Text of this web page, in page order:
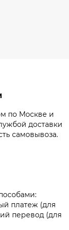
по Москве и
доставки
самовывоза.
платеж (для
перевод (для